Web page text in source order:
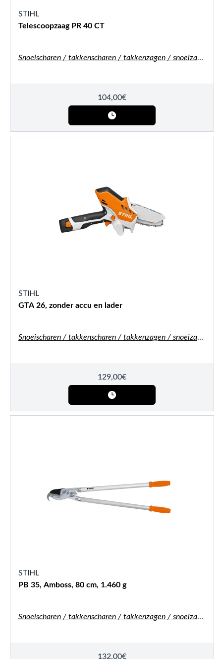
STIHL
Telescoopzaag PR 40 CT
Snoeischaren / takkenscharen / takkenzagen / snoeizagen
104,00€
STIHL
GTA 26, zonder accu en lader
Snoeischaren / takkenscharen / takkenzagen / snoeizagen
129,00€
STIHL
PB 35, Amboss, 80 cm, 1.460 g
Snoeischaren / takkenscharen / takkenzagen / snoeizagen
132,00€